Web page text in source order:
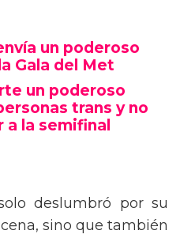
un poderoso
Gala del Met
un poderoso
trans y no
a la semifinal
deslumbró por su
sino que también